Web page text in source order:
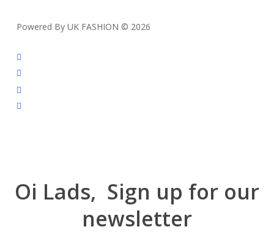
Powered By UK FASHION © 2026
facebook
instagram
tiktok
trustpilot
Oi Lads, Sign up for our
newsletter